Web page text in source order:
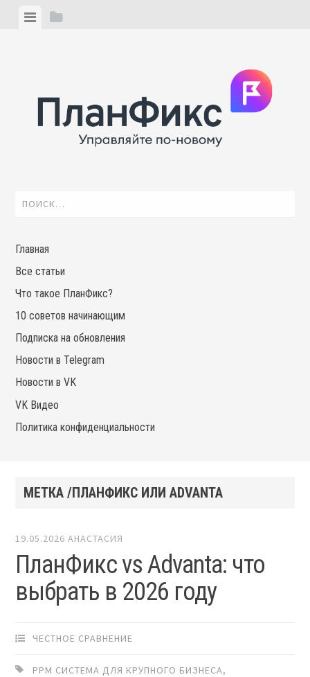
ViewView
Найти:
Главная
Все статьи
Что такое ПланФикс?
10 советов начинающим
Подписка на обновления
Новости в Telegram
Новости в VK
VK Видео
Политика конфиденциальности
МЕТКА /ПЛАНФИКС ИЛИ ADVANTA
19.05.2026 АНАСТАСИЯ
ПланФикс vs Advanta: что
выбрать в 2026 году
ЧЕСТНОЕ СРАВНЕНИЕ
PPM СИСТЕМА ДЛЯ КРУПНОГО БИЗНЕСА,